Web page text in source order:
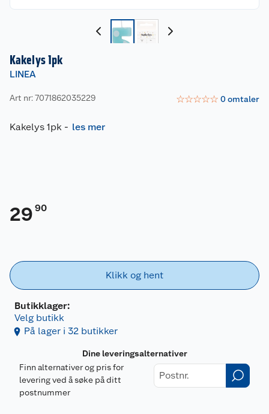
Kakelys 1pk
LINEA
Art nr: 7071862035229 ☆☆☆☆☆ 0omtaler
Kakelys 1pk - les mer
29 90
Klikk og hent
Butikklager:
Velg butikk
På lager i 32 butikker
Dine leveringsalternativer
Finn alternativer og pris for
levering ved å søke på ditt
postnummer